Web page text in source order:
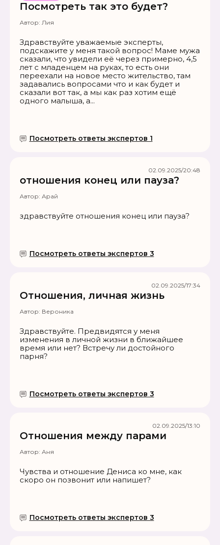
Посмотреть так это будет?
Автор: Лия
Здравствуйте уважаемые эксперты,
подскажите у меня такой вопрос! Маме мужа
сказали, что увидели её через примерно, 4,5
лет с младенцем на руках, то есть они
переехали на новое место жительство, там
задавались вопросами что и как будет и
сказали вот так, а мы как раз хотим ещё
одного малыша, а...
Посмотреть ответы экспертов 1
отношения конец или пауза?
Автор: Арай
здравствуйте отношения конец или пауза?
Посмотреть ответы экспертов 3
02.09.2025/20:48
Отношения, личная жизнь
Автор: Вероника
Здравствуйте. Предвидятся у меня
изменения в личной жизни в ближайшее
время или нет? Встречу ли достойного
парня?
Посмотреть ответы экспертов 3
02.09.2025/17:34
Отношения между парами
Автор: Аня
Чувства и отношение Дениса ко мне, как
скоро он позвонит или напишет?
Посмотреть ответы экспертов 3
02.09.2025/13:10